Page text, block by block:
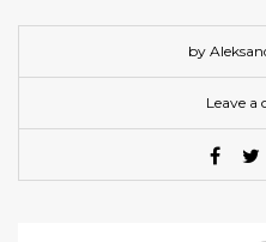
by
Leave a